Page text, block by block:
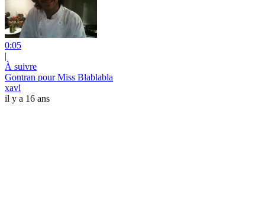
0:05
|
À suivre
Gontran pour Miss Blablabla
xavl
il y a 16 ans